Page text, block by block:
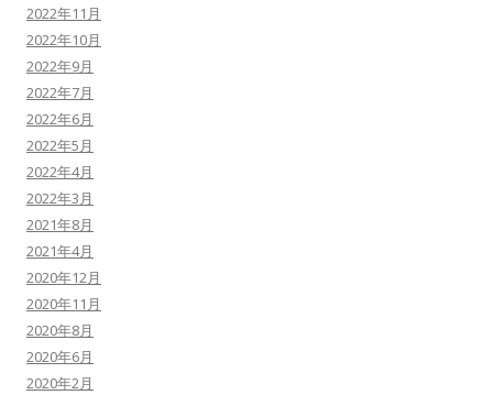
2022年11月
2022年10月
2022年9月
2022年7月
2022年6月
2022年5月
2022年4月
2022年3月
2021年8月
2021年4月
2020年12月
2020年11月
2020年8月
2020年6月
2020年2月